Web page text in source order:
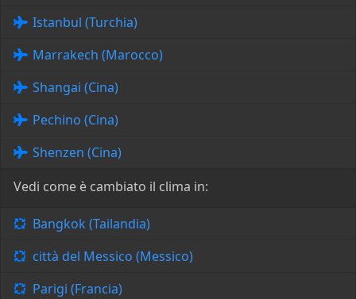
Istanbul (Turchia)
Marrakech (Marocco)
Shangai (Cina)
Pechino (Cina)
Shenzen (Cina)
Vedi come è cambiato il clima in:
Bangkok (Tailandia)
città del Messico (Messico)
Parigi (Francia)